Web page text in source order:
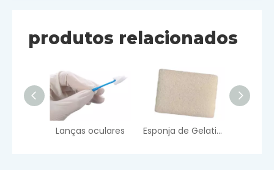
produtos relacionados
Lanças oculares Esponja de Gelatina Absorvível